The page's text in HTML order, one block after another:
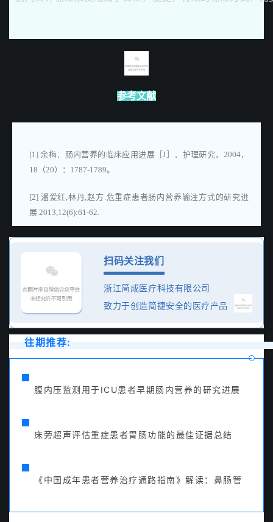
参考文献
[1] 余梅．肠内营养的临床应用进展［J］．护理研究，2004，
18（20）：1787-1789。
[2] 潘爱红,林丹,赵方.危重症患者肠内营养输注方式的研究进
展.2013,12(6):61-62.
[3] Boyer N, McCarthy MS, Mount CA. Analysis of an
electromagnetic tube placementdevice versus a self-advancing
nasal jejunal devicefor postpyloric feeding tubeplacement. J Hosp
Med, 2014, 9(1): 23-28.
[4] Haller A. Enteral tube feeding. 2014, 71(3): 155-161.
[5] Stroud M, Duncan H, Nightingale J. Guidelines for enteral
[7] ASPEN Board of Directors and the Clinical Guidelines
artificial enteral nutrition-percutaneous endoscopic gastro-stomy
扫码关注我们
浙江简成医疗科技有限公司
致力于创造简捷安全的医疗产品
往期推荐:
腹内压监测用于ICU患者早期肠内营养的研究进展
床旁超声评估重症患者胃肠功能的最佳证据总结
《中国成年患者营养治疗通路指南》解读：鼻肠管